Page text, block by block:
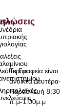
Τα Γραφεία είναι
ανοικτά Δευτέρα-
Παρασκευή 8:30
π.μ-1:00μ.μ